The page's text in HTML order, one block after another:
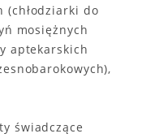
(chłodziarki do
mosiężnych
aptekarskich
świadczące